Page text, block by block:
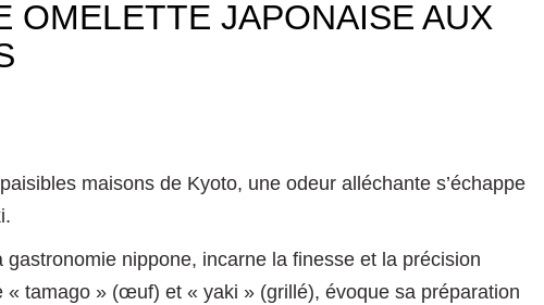
OMELETTE JAPONAISE AUX
maisons de Kyoto, une odeur alléchante s’échappe
nippone, incarne la finesse et la précision
tamago » (œuf) et « yaki » (grillé), évoque sa préparation